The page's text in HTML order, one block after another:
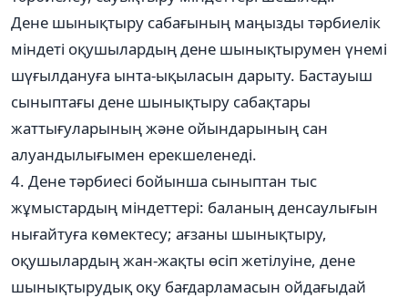
Дене шынықтыру сабағының маңызды тәрбиелік
міндеті оқушылардың дене шынықтырумен үнемі
шүғылдануға ынта-ықыласын дарыту. Бастауыш
сыныптағы дене шынықтыру сабақтары
жаттығуларының және ойындарының сан
алуандылығымен ерекшеленеді.
4. Дене тәрбиесі бойынша сыныптан тыс
жұмыстардың міндеттері: баланың денсаулығын
нығайтуға көмектесу; ағзаны шынықтыру,
оқушылардың жан-жақты өсіп жетілуіне, дене
шынықтырудық оқу бағдарламасын ойдағыдай